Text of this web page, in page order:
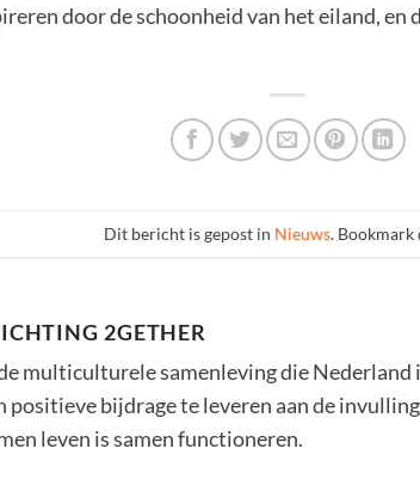
door de schoonheid van het eiland,
Dit bericht is gepost in Nieuws. Bookmark
2GETHER
multiculturele samenleving die
positieve bijdrage te leveren aan de
leven is samen functioneren.